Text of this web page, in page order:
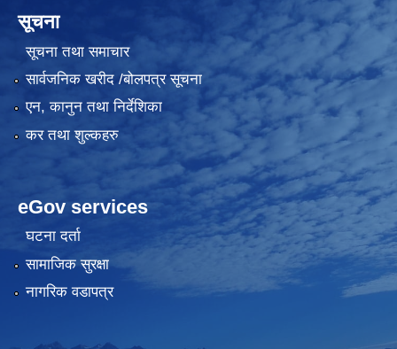
सूचना
सूचना तथा समाचार
सार्वजनिक खरीद /बोलपत्र सूचना
एन, कानुन तथा निर्देशिका
कर तथा शुल्कहरु
eGov services
घटना दर्ता
सामाजिक सुरक्षा
नागरिक वडापत्र